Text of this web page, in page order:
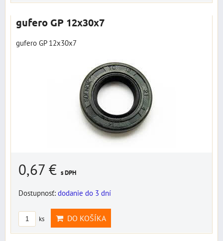
gufero GP 12x30x7
gufero GP 12x30x7
0,67 € s DPH
Dostupnosť: dodanie do 3 dní
ks DO KOŠÍKA